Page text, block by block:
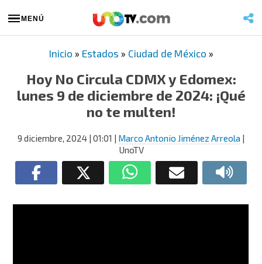
MENÚ
Inicio » Estados » Ciudad de México »
Hoy No Circula CDMX y Edomex:
lunes 9 de diciembre de 2024: ¡Qué
no te multen!
9 diciembre, 2024 | 01:01 | Marco Antonio Jiménez Arreola |
UnoTV